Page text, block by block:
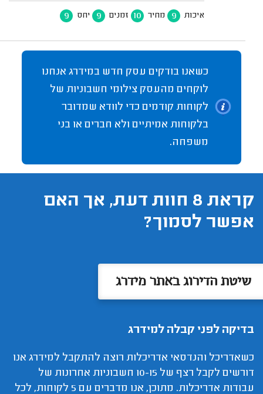
איכות 9 מחיר 10 זמנים 9 יחס 9
כשאנו בודקים עסק חדש במידרג אנחנו
לוקחים מהעסק צילומי חשבוניות של
לקוחות קודמים כדי לוודא שמדובר
בלקוחות אמיתיים ולא חברים או בני
משפחה.
קראת 8 חוות דעת, אך האם
אפשר לסמוך?
שיטת הדירוג באתר מידרג
בדיקה לפני קבלה למידרג
כשאדריכל והנדסאי אדריכלות רוצה להתקבל למידרג אנו
דורשים לקבל רצף של 10-15 חשבוניות אחרונות של
עבודות אדריכלות. מתוכן, אנו מדברים עם 5 לקוחות, לכל